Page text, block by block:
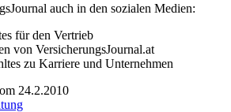
auch in den sozialen Medien:
für den Vertrieb
von VersicherungsJournal.at
zu Karriere und Unternehmen
24.2.2010